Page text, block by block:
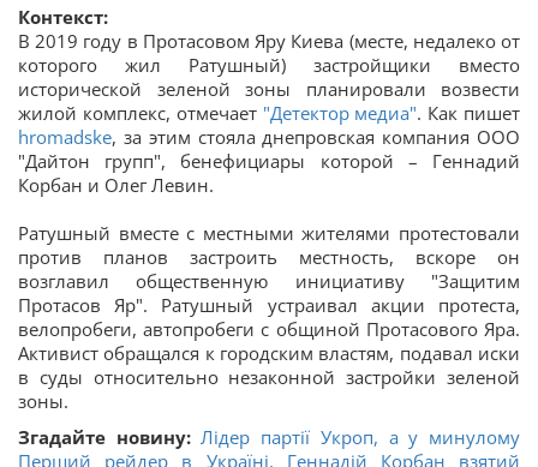
Контекст:
В 2019 году в Протасовом Яру Киева (месте, недалеко от
которого жил Ратушный) застройщики вместо
исторической зеленой зоны планировали возвести
жилой комплекс, отмечает "Детектор медиа". Как пишет
hromadske, за этим стояла днепровская компания ООО
"Дайтон групп", бенефициары которой – Геннадий
Корбан и Олег Левин.
Ратушный вместе с местными жителями протестовали
против планов застроить местность, вскоре он
возглавил общественную инициативу "Защитим
Протасов Яр". Ратушный устраивал акции протеста,
велопробеги, автопробеги с общиной Протасового Яра.
Активист обращался к городским властям, подавал иски
в суды относительно незаконной застройки зеленой
зоны.
Згадайте новину: Лідер партії Укроп, а у минулому
Перший рейдер в Україні, Геннадій Корбан взятий